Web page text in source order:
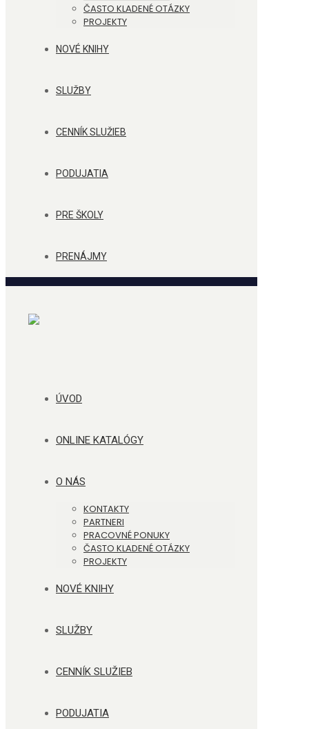
ČASTO KLADENÉ OTÁZKY
PROJEKTY
NOVÉ KNIHY
SLUŽBY
CENNÍK SLUŽIEB
PODUJATIA
PRE ŠKOLY
PRENÁJMY
ÚVOD
ONLINE KATALÓGY
O NÁS
KONTAKTY
PARTNERI
PRACOVNÉ PONUKY
ČASTO KLADENÉ OTÁZKY
PROJEKTY
NOVÉ KNIHY
SLUŽBY
CENNÍK SLUŽIEB
PODUJATIA